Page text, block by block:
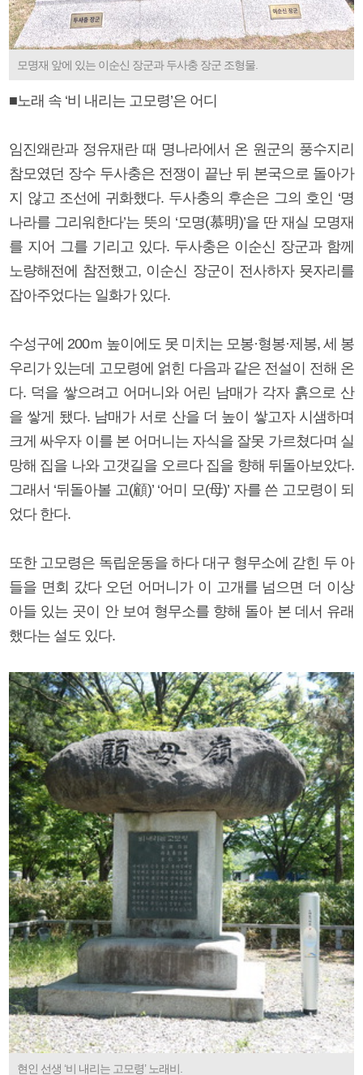
모명재 앞에 있는 이순신 장군과 두사충 장군 조형물.
■노래 속 ‘비 내리는 고모령’은 어디
임진왜란과 정유재란 때 명나라에서 온 원군의 풍수지리
참모였던 장수 두사충은 전쟁이 끝난 뒤 본국으로 돌아가
지 않고 조선에 귀화했다. 두사충의 후손은 그의 호인 ‘명
나라를 그리워한다’는 뜻의 ‘모명(慕明)’을 딴 재실 모명재
를 지어 그를 기리고 있다. 두사충은 이순신 장군과 함께
노량해전에 참전했고, 이순신 장군이 전사하자 묫자리를
잡아주었다는 일화가 있다.
수성구에 200ｍ 높이에도 못 미치는 모봉·형봉·제봉, 세 봉
우리가 있는데 고모령에 얽힌 다음과 같은 전설이 전해 온
다. 덕을 쌓으려고 어머니와 어린 남매가 각자 흙으로 산
을 쌓게 됐다. 남매가 서로 산을 더 높이 쌓고자 시샘하며
크게 싸우자 이를 본 어머니는 자식을 잘못 가르쳤다며 실
망해 집을 나와 고갯길을 오르다 집을 향해 뒤돌아보았다.
그래서 ‘뒤돌아볼 고(顧)’ ‘어미 모(母)’ 자를 쓴 고모령이 되
었다 한다.
또한 고모령은 독립운동을 하다 대구 형무소에 갇힌 두 아
들을 면회 갔다 오던 어머니가 이 고개를 넘으면 더 이상
아들 있는 곳이 안 보여 형무소를 향해 돌아 본 데서 유래
했다는 설도 있다.
현인 선생 ‘비 내리는 고모령’ 노래비.